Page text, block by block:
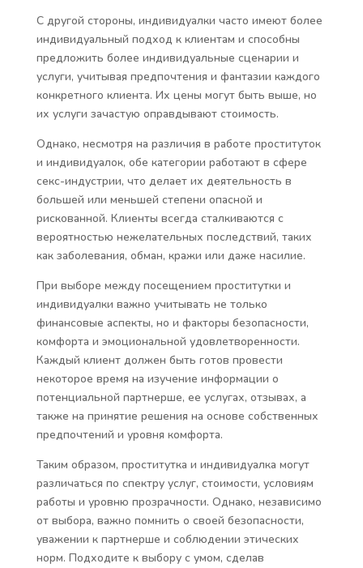
С другой стороны, индивидуалки часто имеют более
индивидуальный подход к клиентам и способны
предложить более индивидуальные сценарии и
услуги, учитывая предпочтения и фантазии каждого
конкретного клиента. Их цены могут быть выше, но
их услуги зачастую оправдывают стоимость.
Однако, несмотря на различия в работе проституток
и индивидуалок, обе категории работают в сфере
секс-индустрии, что делает их деятельность в
большей или меньшей степени опасной и
рискованной. Клиенты всегда сталкиваются с
вероятностью нежелательных последствий, таких
как заболевания, обман, кражи или даже насилие.
При выборе между посещением проститутки и
индивидуалки важно учитывать не только
финансовые аспекты, но и факторы безопасности,
комфорта и эмоциональной удовлетворенности.
Каждый клиент должен быть готов провести
некоторое время на изучение информации о
потенциальной партнерше, ее услугах, отзывах, а
также на принятие решения на основе собственных
предпочтений и уровня комфорта.
Таким образом, проститутка и индивидуалка могут
различаться по спектру услуг, стоимости, условиям
работы и уровню прозрачности. Однако, независимо
от выбора, важно помнить о своей безопасности,
уважении к партнерше и соблюдении этических
норм. Подходите к выбору с умом, сделав